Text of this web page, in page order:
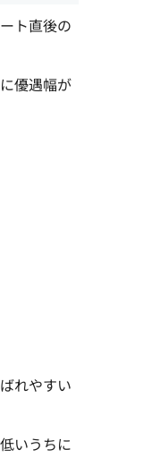
ト直後の
優遇幅が
れやすい
いうちに